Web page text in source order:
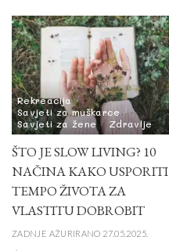
Rekreacija
Savjeti za muškarce
Savjeti za žene
Zdravlje
ŠTO JE SLOW LIVING? 10
NAČINA KAKO USPORITI
TEMPO ŽIVOTA ZA
VLASTITU DOBROBIT
ZADNJE AŽURIRANO 27.05.2025.